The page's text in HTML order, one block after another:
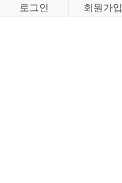
로그인
회원가입